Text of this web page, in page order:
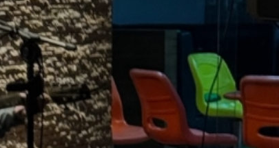
Reserve agora, com
o melhor preço
garantido